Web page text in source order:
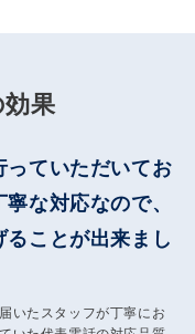
果
っていただいてお
な対応なので、
ことが出来まし
いたスタッフが丁寧にお